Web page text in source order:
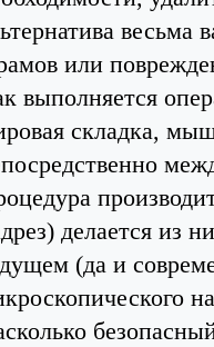
весьма
или
выполняется
складка,
делается из
(да и